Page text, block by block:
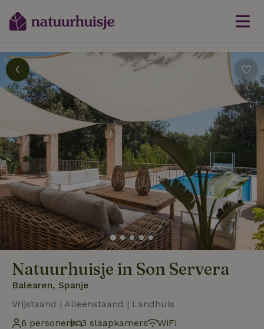
Natuurhuisje in Son Servera
Balearen, Spanje
Vrijstaand | Alleenstaand | Landhuis
6 personen
3 slaapkamers
WiFi